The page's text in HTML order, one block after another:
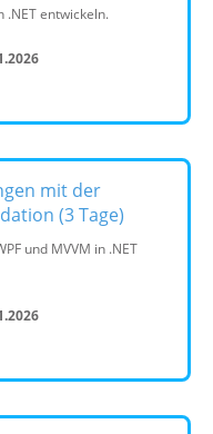
.NET entwickeln.
mit der
(3 Tage)
und MVVM in .NET